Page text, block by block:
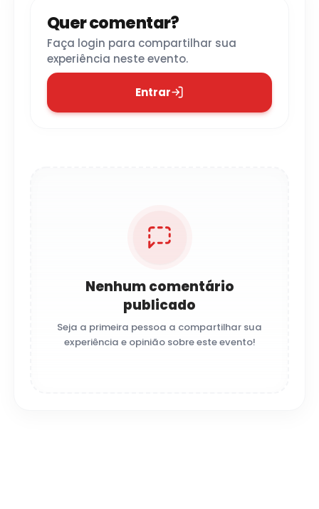
Quer comentar?
Faça login para compartilhar sua
experiência neste evento.
Entrar
Nenhum comentário
publicado
Seja a primeira pessoa a compartilhar sua
experiência e opinião sobre este evento!